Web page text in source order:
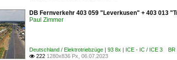
DB Fernverkehr 403 059 "Leverkusen" + 403 013
Paul Zimmer
Deutschland / Elektrotriebzüge | 93 8x | ICE - IC / ICE 3 BR
 222 1280x836 Px, 06.07.2023